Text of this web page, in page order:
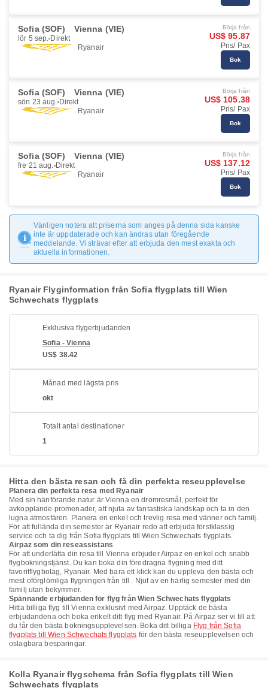
Sofia (SOF) Vienna (VIE)
lör 5 sep. Direkt
Ryanair
Börja från
US$ 95.87
Pris/ Pax
Bok
Sofia (SOF) Vienna (VIE)
sön 23 aug. Direkt
Ryanair
Börja från
US$ 105.38
Pris/ Pax
Bok
Sofia (SOF) Vienna (VIE)
fre 21 aug. Direkt
Ryanair
Börja från
US$ 137.12
Pris/ Pax
Bok
Vänligen notera att priserna som anges på denna sida kanske
inte är uppdaterade och kan ändras utan föregående
meddelande. Vi strävar efter att erbjuda den mest exakta och
aktuella informationen.
Ryanair Flyginformation från Sofia flygplats till Wien
Schwechats flygplats
Exklusiva flygerbjudanden
Sofia - Vienna
US$ 38.42
Månad med lägsta pris
okt
Totalt antal destinationer
1
Hitta den bästa resan och få din perfekta reseupplevelse
Planera din perfekta resa med Ryanair
Med sin hänförande natur är Vienna en drömresmål, perfekt för
avkopplande promenader, att njuta av fantastiska landskap och ta in den
lugna atmosfären. Planera en enkel och trevlig resa med vänner och familj.
För att fullända din semester är Ryanair redo att erbjuda förstklassig
service och ta dig från Sofia flygplats till Wien Schwechats flygplats.
Airpaz som din reseassistans
För att underlätta din resa till Vienna erbjuder Airpaz en enkel och snabb
flygbokningstjänst. Du kan boka din föredragna flygning med ditt
favoritflygbolag, Ryanair. Med bara ett klick kan du uppleva den bästa och
mest oförglömliga flygningen från till . Njut av en härlig semester med din
familj utan bekymmer.
Spännande erbjudanden för flyg från Wien Schwechats flygplats
Hitta billiga flyg till Vienna exklusivt med Airpaz. Upptäck de bästa
erbjudandena och boka enkelt ditt flyg med Ryanair. På Airpaz ser vi till att
du får den bästa bokningsupplevelsen. Boka ditt billiga Flyg från Sofia
flygplats till Wien Schwechats flygplats för den bästa reseupplevelsen och
oslagbara besparingar.
Kolla Ryanair flygschema från Sofia flygplats till Wien
Schwechats flygplats